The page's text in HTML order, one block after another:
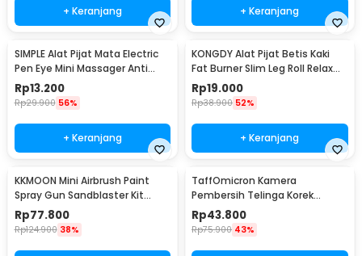
+ Keranjang + Keranjang
SIMPLE Alat Pijat Mata Electric
Pen Eye Mini Massager Anti
Aging - SM17
Rp13.200
Rp29.900 56%
+ Keranjang
KONGDY Alat Pijat Betis Kaki
Fat Burner Slim Leg Roll Relax
Massager - 301
Rp19.000
Rp38.900 52%
+ Keranjang
KKMOON Mini Airbrush Paint
Spray Gun Sandblaster Kit
Single Action - TD-138
Rp77.800
Rp124.900 38%
TaffOmicron Kamera
Pembersih Telinga Korek
Kuping Endoscope HD USB - EU-
0
Rp43.800
Rp75.900 43%